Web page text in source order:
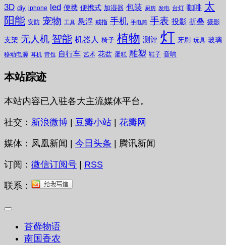
3D diy iphone led 便携 便携式 加湿器 包装 厨房 发电 台灯 咖啡 太
阳能 安防 宠物 工具 悬浮 戒指 手机 手电筒 手表 投影 折叠 摄影
支架 无人机 智能 机器人 椅子 植物 测评 灯 牙刷 玩具 玻璃
移动电源 耳机 背包 自行车 艺术 花盆 蛋糕 雕塑 鞋子 音响
本站踪迹
本站内容已入驻各大主流媒体平台。
社交： 新浪微博 | 豆瓣小站 | 花瓣网
媒体：凤凰新闻 | 今日头条 | 腾讯新闻
订阅： 微信订阅号 | RSS
联系：
苔藓物语
南国香农